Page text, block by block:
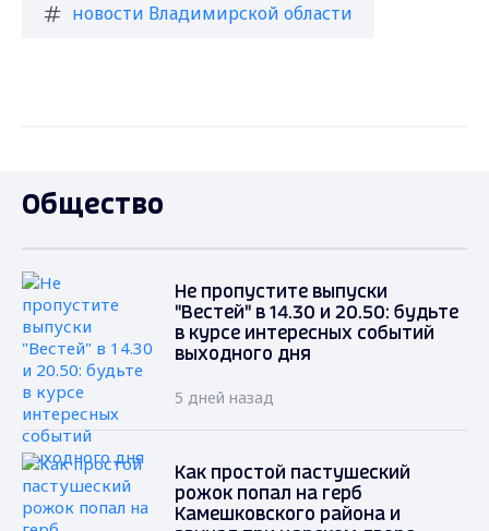
новости Владимирской области
Общество
Не пропустите выпуски
"Вестей" в 14.30 и 20.50: будьте
в курсе интересных событий
выходного дня
5 дней назад
Как простой пастушеский
рожок попал на герб
Камешковского района и